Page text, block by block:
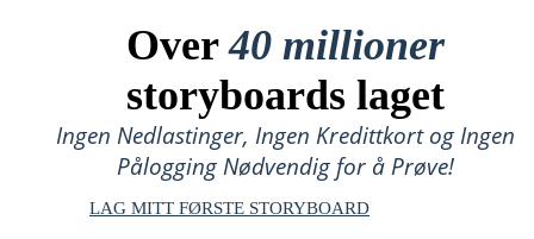
Over40 millioner
storyboards laget
Ingen Nedlastinger, Ingen Kredittkort og Ingen
Pålogging Nødvendig for å Prøve!
LAG MITT FØRSTE STORYBOARD